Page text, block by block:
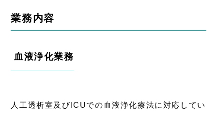
業務内容
血液浄化業務
人工透析室及びICUでの血液浄化療法に対応してい